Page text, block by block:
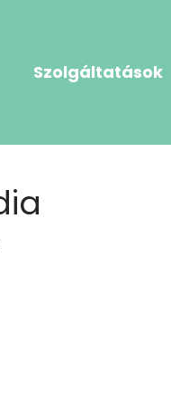
Szolgáltatások